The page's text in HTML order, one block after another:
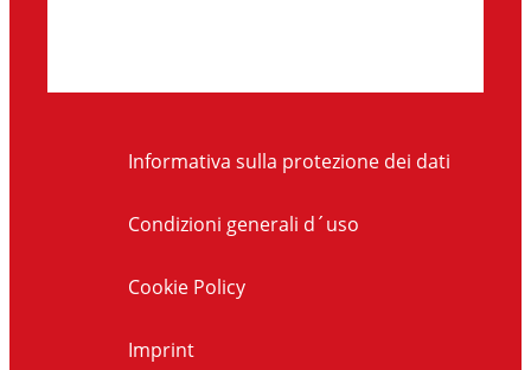
Informativa sulla protezione dei dati
Condizioni generali d´uso
Cookie Policy
Imprint